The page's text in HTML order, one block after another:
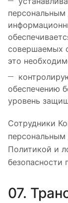
совершаемых
это
обеспечению
уровень
Сотрудники
Политикой и
безопасности
07.